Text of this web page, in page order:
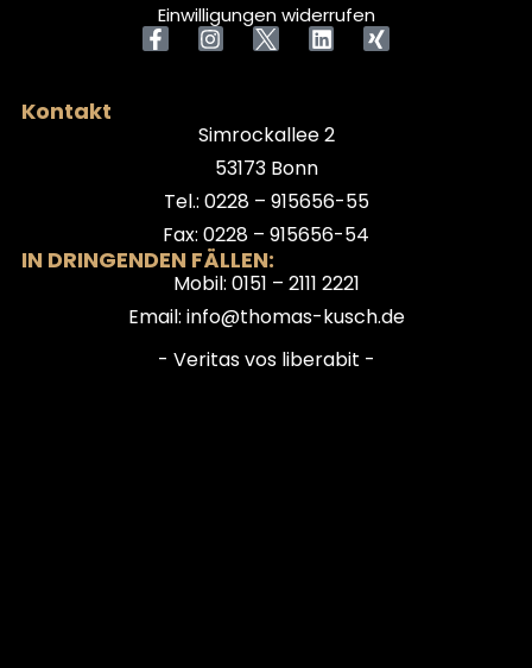
Einwilligungen widerrufen
Kontakt
Simrockallee 2
53173 Bonn
Tel.: 0228 – 915656-55
Fax: 0228 – 915656-54
IN DRINGENDEN FÄLLEN:
Mobil: 0151 – 2111 2221
Email: info@thomas-kusch.de
- Veritas vos liberabit -